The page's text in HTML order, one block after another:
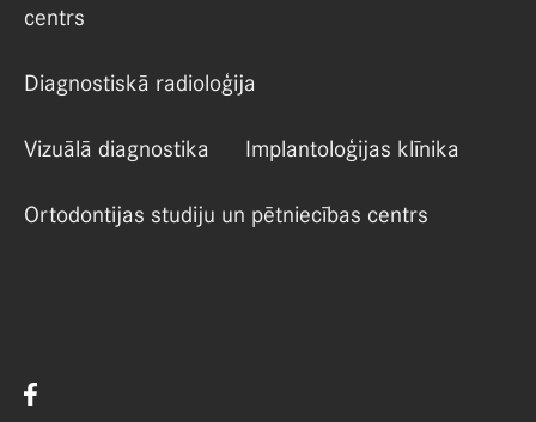
centrs
Diagnostiskā radioloģija
Vizuālā diagnostika Implantoloģijas klīnika
Ortodontijas studiju un pētniecības centrs